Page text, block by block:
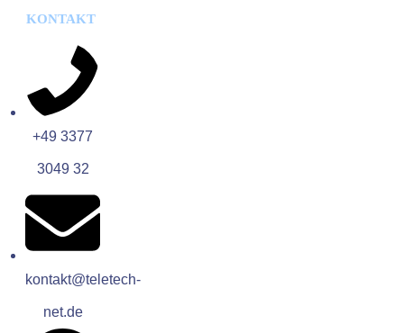
KONTAKT
+49 3377
3049 32
kontakt@teletech-
net.de